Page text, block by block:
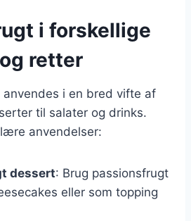
i forskellige
retter
anvendes i en bred vifte af
til salater og drinks.
anvendelser:
dessert: Brug passionsfrugt
eller som topping